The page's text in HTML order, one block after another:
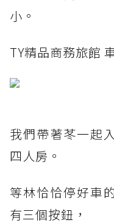
小。
TY精品商務旅館
我們帶著苳一起
四人房。
等林恰恰停好車
有三個按鈕，